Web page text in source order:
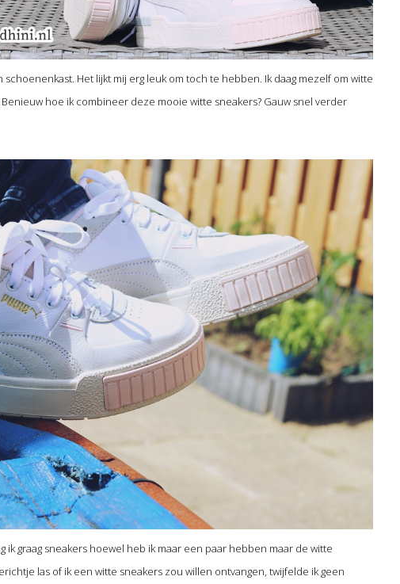
schoenenkast. Het lijkt mij erg leuk om toch te hebben. Ik daag mezelf om witte
hoe ik combineer deze mooie witte sneakers? Gauw snel verder
ik graag sneakers hoewel heb ik maar een paar hebben maar de witte
las of ik een witte sneakers zou willen ontvangen, twijfelde ik geen